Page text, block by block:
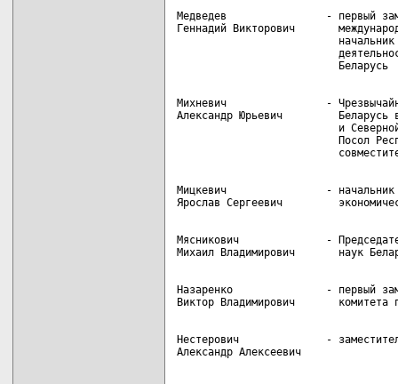
Медведев                - первый
Геннадий Викторович
Михневич                -
Александр Юрьевич         Беларусь в
и
Посол
Мицкевич                - начальник
Мясникович              -
Назаренко               - первый
Нестерович              - заместитель